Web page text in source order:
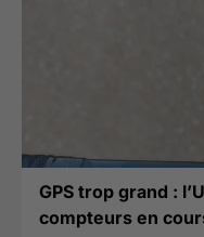
GPS trop grand :
compteurs en